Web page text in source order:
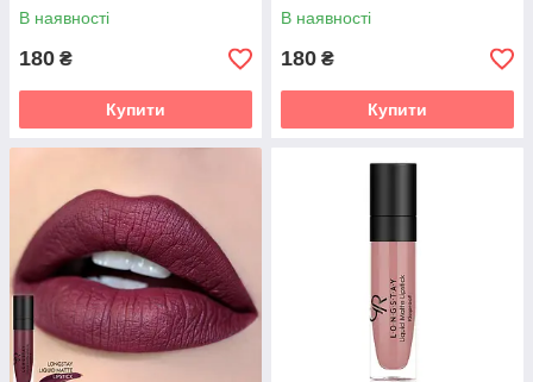
В наявності
180 ₴
Купити
В наявності
180 ₴
Купити